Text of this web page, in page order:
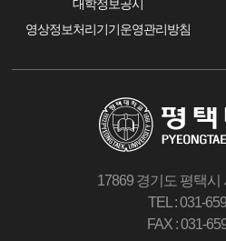
대학정보공시
영상정보처리기기운영관리방침
17869 경기도 평택시
TEL : 031-
FAX : 031-